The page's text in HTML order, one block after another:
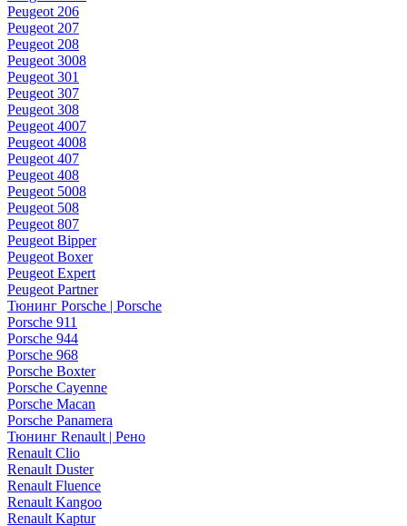
Peugeot 206
Peugeot 207
Peugeot 208
Peugeot 3008
Peugeot 301
Peugeot 307
Peugeot 308
Peugeot 4007
Peugeot 4008
Peugeot 407
Peugeot 408
Peugeot 5008
Peugeot 508
Peugeot 807
Peugeot Bipper
Peugeot Boxer
Peugeot Expert
Peugeot Partner
Тюнинг Porsche | Porsche
Porsche 911
Porsche 944
Porsche 968
Porsche Boxter
Porsche Cayenne
Porsche Macan
Porsche Panamera
Тюнинг Renault | Рено
Renault Clio
Renault Duster
Renault Fluence
Renault Kangoo
Renault Kaptur